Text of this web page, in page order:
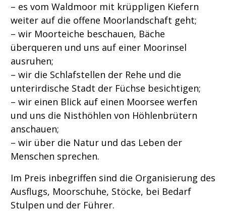
– es vom Waldmoor mit krüppligen Kiefern
weiter auf die offene Moorlandschaft geht;
– wir Moorteiche beschauen, Bäche
überqueren und uns auf einer Moorinsel
ausruhen;
– wir die Schlafstellen der Rehe und die
unterirdische Stadt der Füchse besichtigen;
– wir einen Blick auf einen Moorsee werfen
und uns die Nisthöhlen von Höhlenbrütern
anschauen;
– wir über die Natur und das Leben der
Menschen sprechen.
Im Preis inbegriffen sind die Organisierung des
Ausflugs, Moorschuhe, Stöcke, bei Bedarf
Stulpen und der Führer.